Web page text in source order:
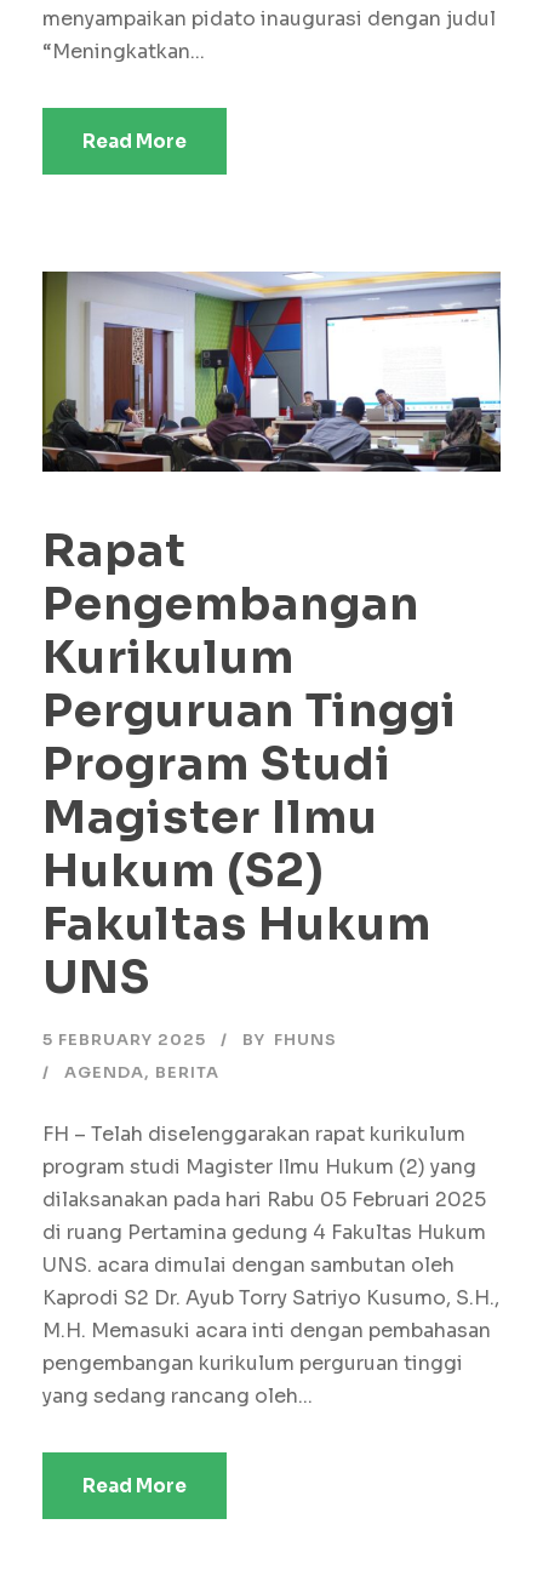
menyampaikan pidato inaugurasi dengan judul
“Meningkatkan...
Read More
Rapat
Pengembangan
Kurikulum
Perguruan Tinggi
Program Studi
Magister Ilmu
Hukum (S2)
Fakultas Hukum
UNS
5 FEBRUARY 2025 BY FHUNS
AGENDA, BERITA
FH – Telah diselenggarakan rapat kurikulum
program studi Magister Ilmu Hukum (2) yang
dilaksanakan pada hari Rabu 05 Februari 2025
di ruang Pertamina gedung 4 Fakultas Hukum
UNS. acara dimulai dengan sambutan oleh
Kaprodi S2 Dr. Ayub Torry Satriyo Kusumo, S.H.,
M.H. Memasuki acara inti dengan pembahasan
pengembangan kurikulum perguruan tinggi
yang sedang rancang oleh...
Read More